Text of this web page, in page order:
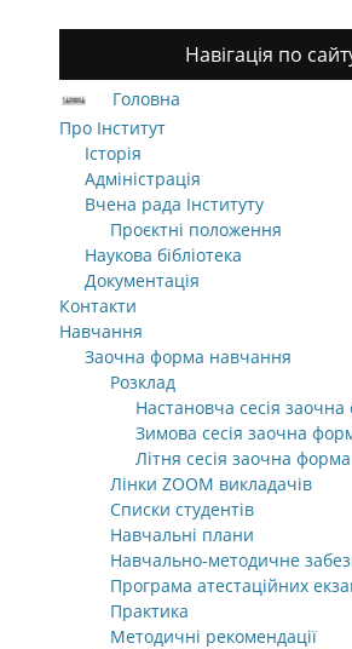
Навігація по
Головна
Про Інститут
Історія
Адміністрація
Вчена рада Інституту
Проєктні положення
Наукова бібліотека
Документація
Контакти
Навчання
Заочна форма навчання
Розклад
Настановча сесія
Зимова сесія заочна
Літня сесія заочна форма
Лінки ZOOM викладачів
Списки студентів
Навчальні плани
Навчально-методичне
Програма атестаційних
Практика
Методичні рекомендації